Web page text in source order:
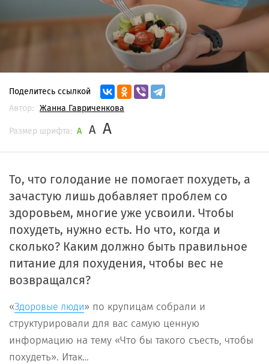
Поделитесь ссылкой
Автор:
Жанна Гавриченкова
Размер шрифта: A A A
То, что голодание не помогает похудеть, а
зачастую лишь добавляет проблем со
здоровьем, многие уже усвоили. Чтобы
похудеть, нужно есть. Но что, когда и
сколько? Каким должно быть правильное
питание для похудения, чтобы вес не
возвращался?
«Здоровые люди» по крупицам собрали и
структурировали для вас самую ценную
информацию на тему «Что бы такого съесть, чтобы
похудеть». Итак…